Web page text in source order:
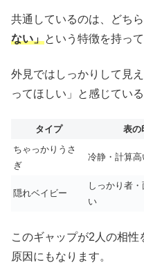
共通しているのは、どち
ない」という特徴を持っ
外見ではしっかりして見
ってほしい」と感じてい
タイプ 表の
ちゃっかりうさ
ぎ
冷静・計算高
隠れベイビー
しっかり者
い
このギャップが2人の相
原因にもなります。